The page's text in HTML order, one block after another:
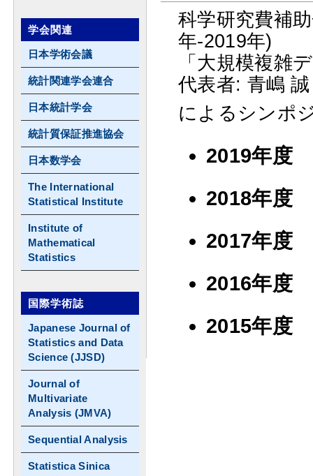
科学研究費補
年-2019年)
「大規模複雑
代表者: 青嶋 誠
によるシンポ
2019年
2018年
2017年
2016年
2015年
学会関連
日本学術会議
統計関連学会連合
日本統計学会
統計質保証推進協会
日本数学会
The International
Statistical Institute
Institute of
Mathematical
Statistics
国際学術誌
Japanese Journal of
Statistics and Data
Science (JJSD)
Journal of
Multivariate
Analysis (JMVA)
Sequential Analysis
Statistica Sinica